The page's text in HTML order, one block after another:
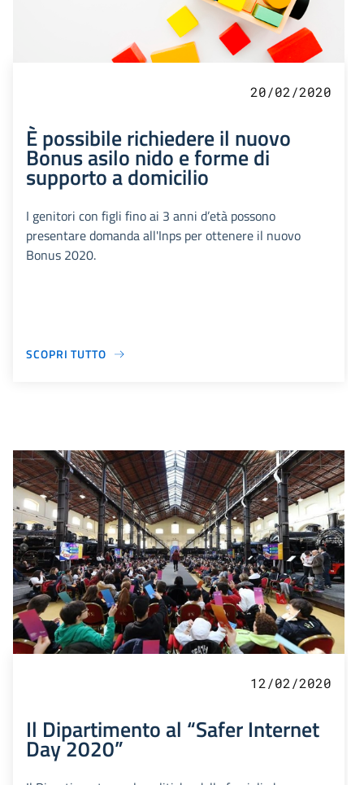
20/02/2020
È possibile richiedere il nuovo
Bonus asilo nido e forme di
supporto a domicilio
I genitori con figli fino ai 3 anni d’età possono
presentare domanda all'Inps per ottenere il nuovo
Bonus 2020.
SCOPRI TUTTO
12/02/2020
Il Dipartimento al “Safer Internet
Day 2020”